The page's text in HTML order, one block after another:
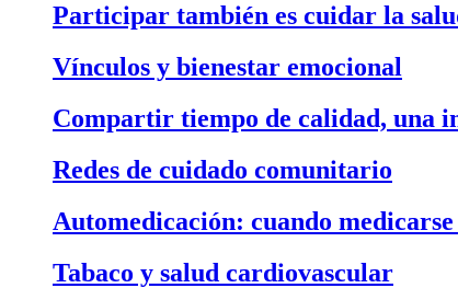
Participar también es cuidar la
Vínculos y bienestar emocional
Compartir tiempo de calidad, una
Redes de cuidado comunitario
Automedicación: cuando
Tabaco y salud cardiovascular